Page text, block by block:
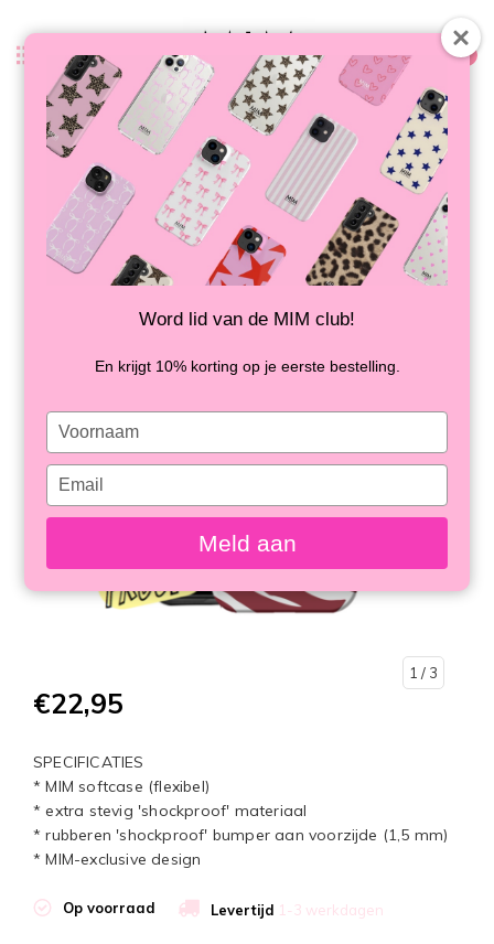
0
Terug
BURGUNDY SEBRA - MIM
SOFTCASE
OP VOORRAAD
1 / 3
€22,95
SPECIFICATIES
* MIM softcase (flexibel)
* extra stevig 'shockproof' materiaal
* rubberen 'shockproof' bumper aan voorzijde (1,5 mm)
* MIM-exclusive design
Op voorraad Levertijd 1-3 werkdagen
Word lid van de MIM club!
En krijgt 10% korting op je eerste bestelling.
Type
your
name
Type
your
email
Meld aan